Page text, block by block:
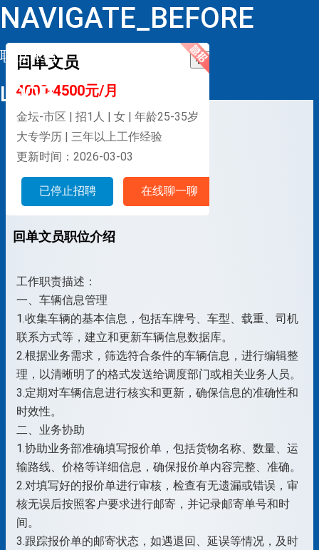
NAVIGATE_BEFORE
职位详情
LOOP
回单文员 收藏
4000-4500元/月
金坛-市区 | 招1人 | 女 | 年龄25-35岁
大专学历 | 三年以上工作经验
更新时间：2026-03-03
已停止招聘 在线聊一聊
回单文员职位介绍
工作职责描述：
一、车辆信息管理
1.收集车辆的基本信息，包括车牌号、车型、载重、司机
联系方式等，建立和更新车辆信息数据库。
2.根据业务需求，筛选符合条件的车辆信息，进行编辑整
理，以清晰明了的格式发送给调度部门或相关业务人员。
3.定期对车辆信息进行核实和更新，确保信息的准确性和
时效性。
二、业务协助
1.协助业务部准确填写报价单，包括货物名称、数量、运
输路线、价格等详细信息，确保报价单内容完整、准确。
2.对填写好的报价单进行审核，检查有无遗漏或错误，审
核无误后按照客户要求进行邮寄，并记录邮寄单号和时
间。
3.跟踪报价单的邮寄状态，如遇退回、延误等情况，及时